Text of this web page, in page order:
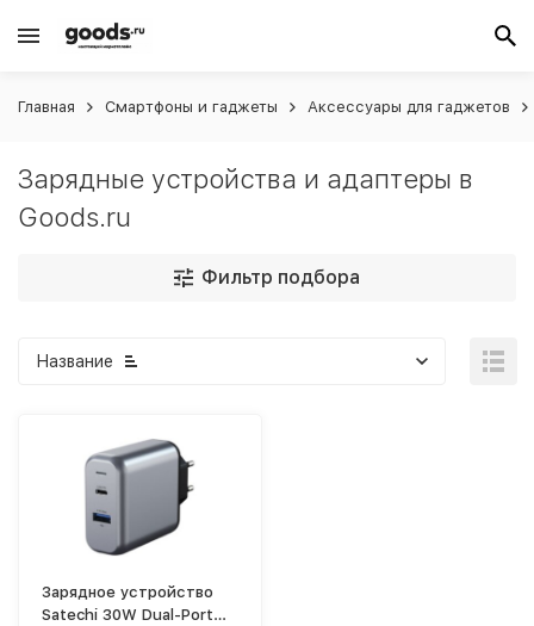
Главная Смартфоны и гаджеты Аксессуары для гаджетов
Зарядные устройства и адаптеры в
Goods.ru
Фильтр подбора
Название
Зарядное устройство
Satechi 30W Dual-Port